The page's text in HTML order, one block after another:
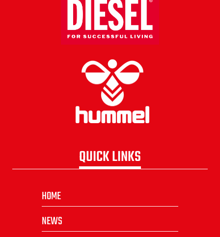
QUICK LINKS
HOME
NEWS